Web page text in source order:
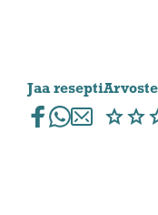
Jaa resepti